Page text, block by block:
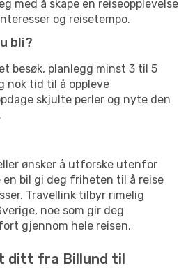
med å skape en reiseopplevelse
og reisetempo.
bli?
besøk, planlegg minst 3 til 5
nok tid til å oppleve
skjulte perler og nyte den
ønsker å utforske utenfor
en bil gi deg friheten til å reise
Travellink tilbyr rimelig
noe som gir deg
gjennom hele reisen.
ditt fra Billund til